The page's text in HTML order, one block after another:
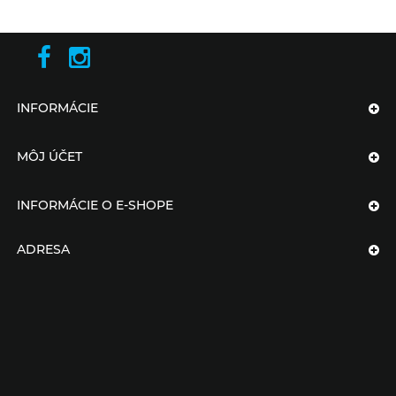
INFORMÁCIE
MÔJ ÚČET
INFORMÁCIE O E-SHOPE
ADRESA